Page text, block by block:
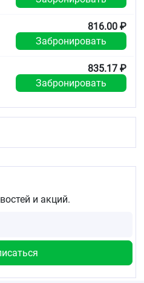
816.00 ₽
Забронировать
835.17 ₽
Забронировать
и акций.